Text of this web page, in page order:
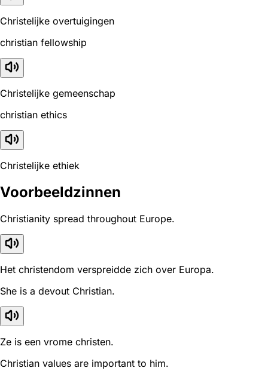
Christelijke overtuigingen
christian fellowship
Christelijke gemeenschap
christian ethics
Christelijke ethiek
Voorbeeldzinnen
Christianity spread throughout Europe.
Het christendom verspreidde zich over Europa.
She is a devout Christian.
Ze is een vrome christen.
Christian values are important to him.